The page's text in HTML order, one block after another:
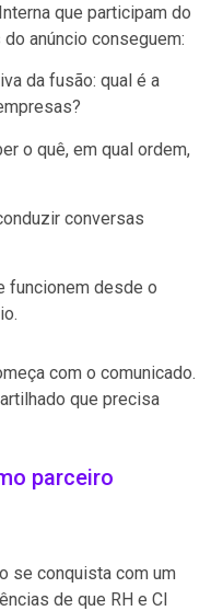
que participam do
anúncio conseguem:
da fusão: qual é a
o quê, em qual ordem,
conversas
funcionem desde o
com o comunicado.
que precisa
parceiro
se conquista com um
de que RH e CI